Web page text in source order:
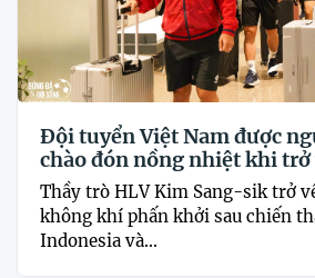
Đội tuyển Việt Nam được
chào đón nồng nhiệt khi trở
Thầy trò HLV Kim Sang-sik trở
không khí phấn khởi sau chiến
Indonesia và...